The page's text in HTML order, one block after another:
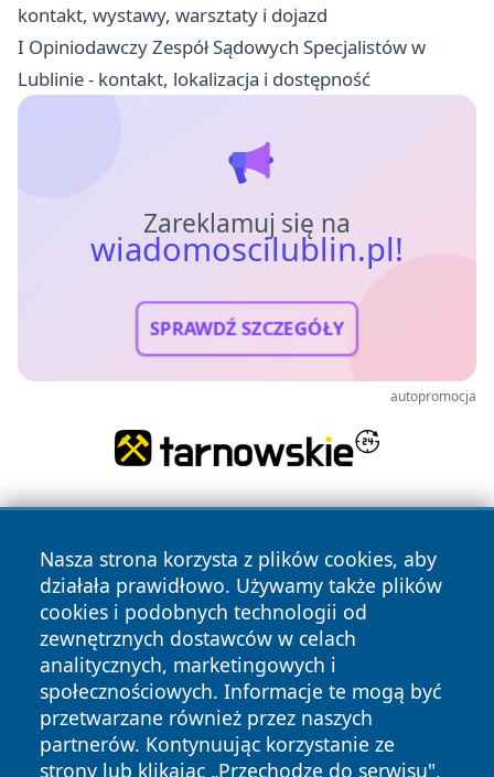
kontakt, wystawy, warsztaty i dojazd
I Opiniodawczy Zespół Sądowych Specjalistów w
Lublinie - kontakt, lokalizacja i dostępność
Zareklamuj się na
wiadomoscilublin.pl!
SPRAWDŹ SZCZEGÓŁY
autopromocja
Nasza strona korzysta z plików cookies, aby
działała prawidłowo. Używamy także plików
cookies i podobnych technologii od
zewnętrznych dostawców w celach
analitycznych, marketingowych i
społecznościowych. Informacje te mogą być
przetwarzane również przez naszych
partnerów. Kontynuując korzystanie ze
strony lub klikając „Przechodzę do serwisu",
Copyright © 2026 wiadomoscilublin.pl Wszystkie prawa
zastrzeżone.
News Autorzy
Polityka
Prywatności
Polityka
Cookies